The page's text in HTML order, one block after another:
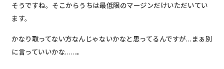
そうですね。そこからうちは最低限のマージンだけいただいてい
ます。
かなり取ってない方なんじゃないかなと思ってるんですが…まぁ別
に言っていいかな……。